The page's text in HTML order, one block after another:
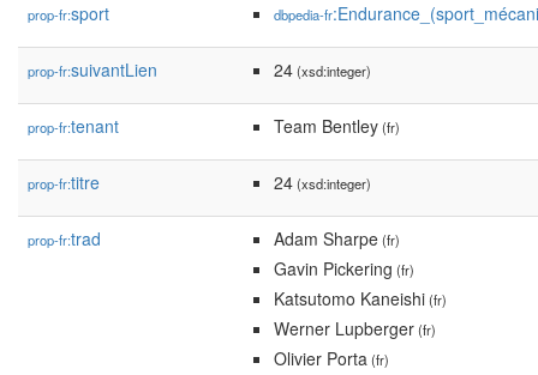
prop-fr:sport dbpedia-fr
prop-fr:suivantLien 24(xsd:integer)
prop-fr:tenant Team Bentley(fr)
prop-fr:titre 24(xsd:integer)
prop-fr:trad Adam Sharpe(fr)
Gavin Pickering (fr)
Katsutomo Kaneishi(fr)
Werner Lupberger(fr)
Olivier Porta(fr)